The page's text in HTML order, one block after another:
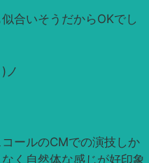
合いそうだからOKでし
ノ
ールのCMでの演技しか
く自然体な感じが好印象